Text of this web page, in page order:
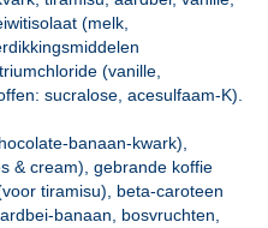
(melk,
(vanille,
sucralose, acesulfaam-K).
banaan-kwark),
& cream), gebrande koffie
tiramisu), beta-caroteen
banaan, bosvruchten,